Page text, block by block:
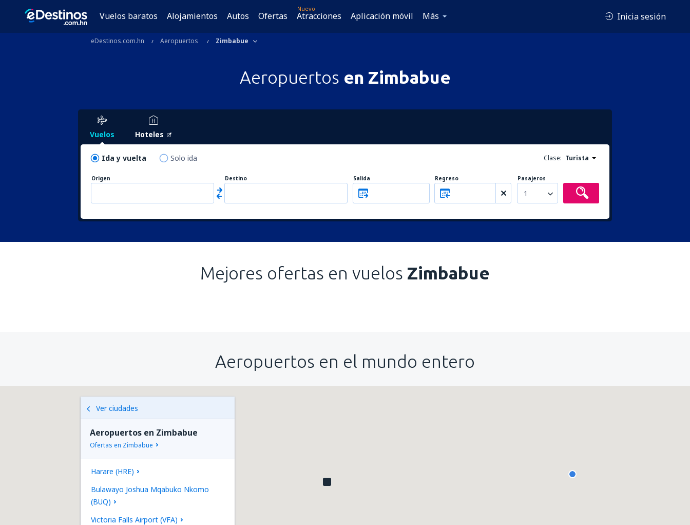
Vuelos baratos Alojamientos Autos Ofertas
Nuevo
Atracciones Aplicación móvil Más Inicia sesión
eDestinos.com.hn Aeropuertos Zimbabue
Aeropuertos en Zimbabue
Vuelos Hoteles
Ida y vuelta Solo ida Clase: Turista
Origen Destino Salida Regreso Pasajeros
1
Mejores ofertas en vuelos Zimbabue
Aeropuertos en el mundo entero
Ver ciudades
Aeropuertos en Zimbabue
Ofertas en Zimbabue
Harare (HRE)
Bulawayo Joshua Mqabuko Nkomo
(BUQ)
Victoria Falls Airport (VFA)